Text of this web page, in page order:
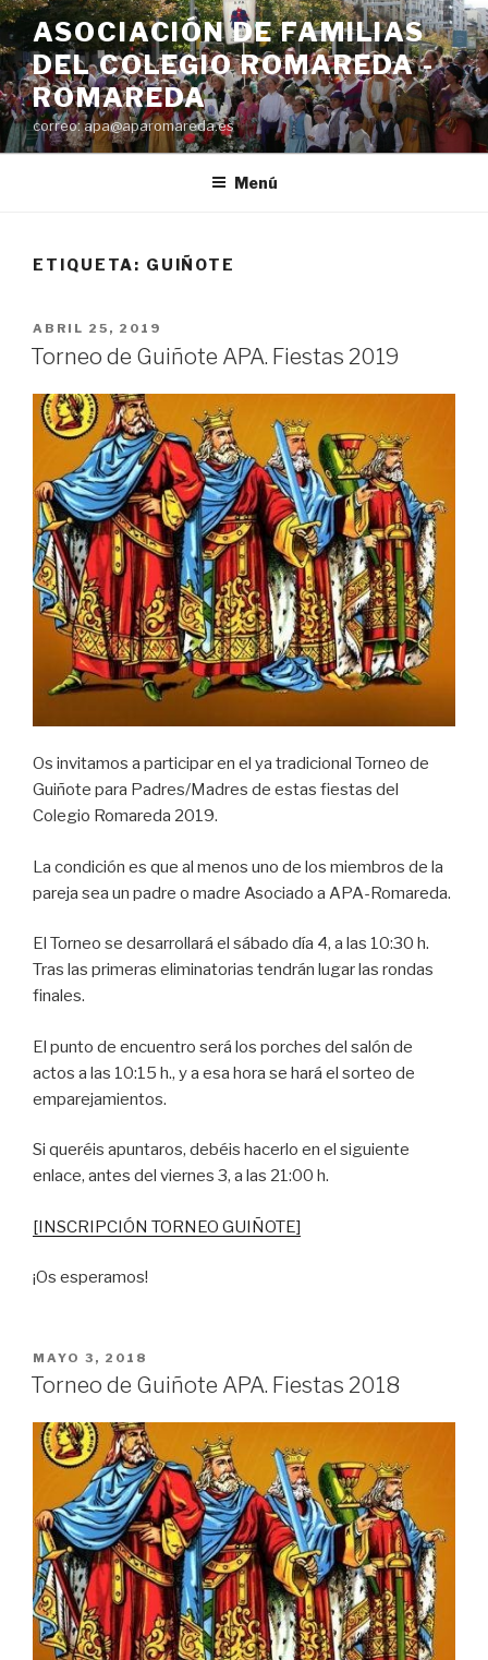
Saltar
al
contenido
ASOCIACIÓN DE FAMILIAS
DEL COLEGIO ROMAREDA -
ROMAREDA
correo: apa@aparomareda.es
Menú
ETIQUETA: GUIÑOTE
PUBLICADO
EL
ABRIL 25, 2019
Torneo de Guiñote APA. Fiestas 2019
Os invitamos a participar en el ya tradicional Torneo de
Guiñote para Padres/Madres de estas fiestas del
Colegio Romareda 2019.
La condición es que al menos uno de los miembros de la
pareja sea un padre o madre Asociado a APA-Romareda.
El Torneo se desarrollará el sábado día 4, a las 10:30 h.
Tras las primeras eliminatorias tendrán lugar las rondas
finales.
El punto de encuentro será los porches del salón de
actos a las 10:15 h., y a esa hora se hará el sorteo de
emparejamientos.
Si queréis apuntaros, debéis hacerlo en el siguiente
enlace, antes del viernes 3, a las 21:00 h.
[INSCRIPCIÓN TORNEO GUIÑOTE]
¡Os esperamos!
PUBLICADO
EL
MAYO 3, 2018
Torneo de Guiñote APA. Fiestas 2018